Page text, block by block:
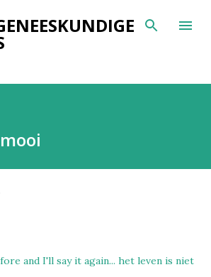
naar hoofdcontent
and I'll say it again... het leven is niet